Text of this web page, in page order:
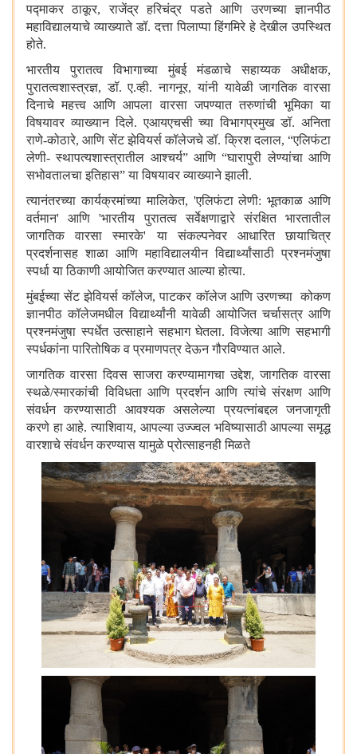
पद्माकर ठाकूर,राजेंद्र हरिचंद्र पडते आणि उरणच्या ज्ञानपीठ
महाविद्यालयाचे व्याख्याते डॉ. दत्ता पिलाप्पा हिंगमिरे हे देखील उपस्थित
होते.
भारतीय पुरातत्व विभागाच्या मुंबई मंडळाचे सहाय्यक अधीक्षक,
पुरातत्वशास्त्रज्ञ,डॉ. ए.व्ही. नागनूर,यांनी यावेळी जागतिक वारसा
दिनाचे महत्त्व आणि आपला वारसा जपण्यात तरुणांची भूमिका या
विषयावर व्याख्यान दिले. एआयएचसी च्या विभागप्रमुख डॉ. अनिता
राणे-कोठारे,आणि सेंट झेवियर्स कॉलेजचे डॉ. क्रिश दलाल, “एलिफंटा
लेणी- स्थापत्यशास्त्रातील आश्चर्य”आणि“घारापुरी लेण्यांचा आणि
सभोवतालचा इतिहास”या विषयावर व्याख्याने झाली.
त्यानंतरच्या कार्यक्रमांच्या मालिकेत, 'एलिफंटा लेणी: भूतकाळ आणि
वर्तमान'आणि'भारतीय पुरातत्व सर्वेक्षणाद्वारे संरक्षित भारतातील
जागतिक वारसा स्मारके'या संकल्पनेवर आधारित छायाचित्र
प्रदर्शनासह शाळा आणि महाविद्यालयीन विद्यार्थ्यांसाठी प्रश्नमंजुषा
स्पर्धा या ठिकाणी आयोजित करण्यात आल्या होत्या.
मुंबईच्या सेंट झेवियर्स कॉलेज,पाटकर कॉलेज आणि उरणच्या कोकण
ज्ञानपीठ कॉलेजमधील विद्यार्थ्यांनी यावेळी आयोजित चर्चासत्र आणि
प्रश्नमंजुषा स्पर्धेत उत्साहाने सहभाग घेतला. विजेत्या आणि सहभागी
स्पर्धकांना पारितोषिक व प्रमाणपत्र देऊन गौरविण्यात आले.
जागतिक वारसा दिवस साजरा करण्यामागचा उद्देश,जागतिक वारसा
स्थळे/स्मारकांची विविधता आणि प्रदर्शन आणि त्यांचे संरक्षण आणि
संवर्धन करण्यासाठी आवश्यक असलेल्या प्रयत्नांबद्दल जनजागृती
करणे हा आहे. त्याशिवाय, आपल्या उज्ज्वल भविष्यासाठी आपल्या समृद्ध
वारशाचे संवर्धन करण्यास यामुळे प्रोत्साहनही मिळते